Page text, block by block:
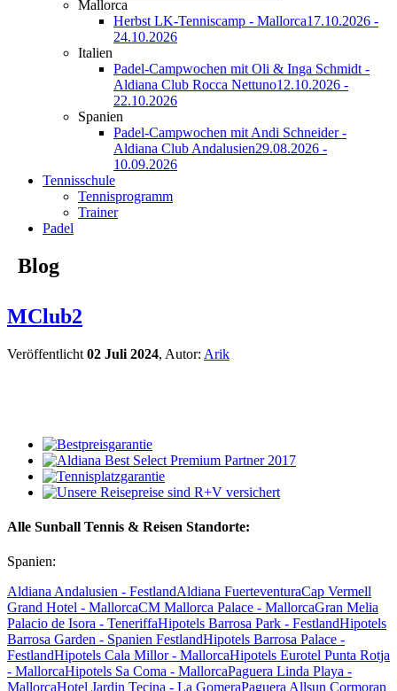
Mallorca
Herbst LK-Tenniscamp - Mallorca17.10.2026 -
24.10.2026
Italien
Padel-Campwochen mit Oli & Inga Schmidt -
Aldiana Club Rocca Nettuno12.10.2026 -
22.10.2026
Spanien
Padel-Campwochen mit Andi Schneider -
Aldiana Club Andalusien29.08.2026 -
10.09.2026
Tennisschule
Tennisprogramm
Trainer
Padel
Blog
MClub2
Veröffentlicht 02 Juli 2024, Autor: Arik
Alle Sunball Tennis & Reisen Standorte:
Spanien:
Aldiana Andalusien - FestlandAldiana FuerteventuraCap Vermell
Grand Hotel - MallorcaCM Mallorca Palace - MallorcaGran Melia
Palacio de Isora - TeneriffaHipotels Barrosa Park - FestlandHipotels
Barrosa Garden - Spanien FestlandHipotels Barrosa Palace -
FestlandHipotels Cala Millor - MallorcaHipotels Eurotel Punta Rotja
- MallorcaHipotels Sa Coma - MallorcaPaguera Linda Playa -
MallorcaHotel Jardin Tecina - La GomeraPaguera Allsun Cormoran